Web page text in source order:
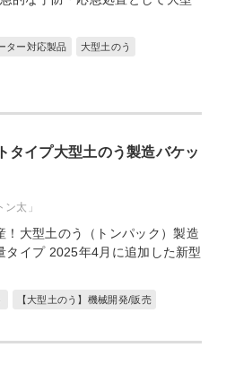
ター対応製品 大型土のう
タイプ大型土のう製造バケッ
太」
大型土のう（トンパック）製造
イプ 2025年4月に追加した新型
【大型土のう】機械開発/販売